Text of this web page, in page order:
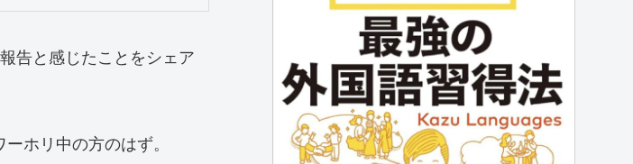
告と感じたことをシェア
ホリ中の方のはず。